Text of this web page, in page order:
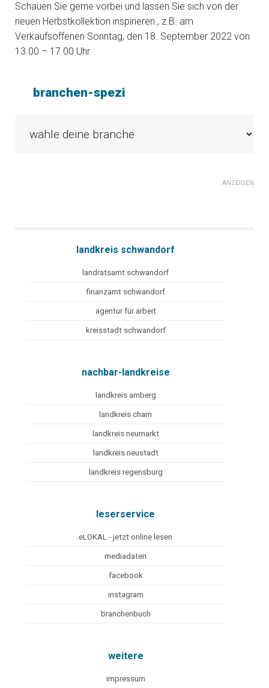
Schauen Sie gerne vorbei und lassen Sie sich von der
neuen Herbstkollektion inspirieren., z.B. am
Verkaufsoffenen Sonntag, den 18. September 2022 von
13.00 – 17.00 Uhr.
branchen-spezi
ANZEIGEN
landkreis schwandorf
landratsamt schwandorf
finanzamt schwandorf
agentur für arbeit
kreisstadt schwandorf
nachbar-landkreise
landkreis amberg
landkreis cham
landkreis neumarkt
landkreis neustadt
landkreis regensburg
leserservice
eLOKAL - jetzt online lesen
mediadaten
facebook
instagram
branchenbuch
weitere
impressum